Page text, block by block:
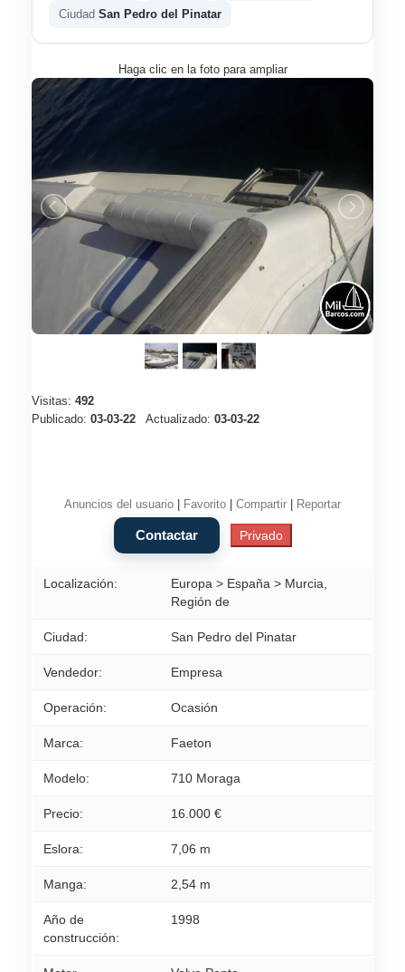
Ciudad San Pedro del Pinatar
Haga clic en la foto para ampliar
Visitas: 492
Publicado: 03-03-22 Actualizado: 03-03-22
Anuncios del usuario Favorito Compartir Reportar
Localización:
Europa > España > Murcia,
Región de
Ciudad: San Pedro del Pinatar
Vendedor: Empresa
Operación: Ocasión
Marca: Faeton
Modelo: 710 Moraga
Precio: 16.000 €
Eslora: 7,06 m
Manga: 2,54 m
Año de
construcción:
1998